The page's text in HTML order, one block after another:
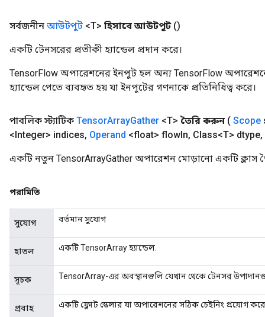
সর্বজনীন আউটপুট <T> হিসাবে আউটপুট ()
একটি টেনসরের প্রতীকী হ্যান্ডেল প্রদান করে।
TensorFlow অপারেশনের ইনপুট হল অন্য TensorFlow
হ্যান্ডেল পেতে ব্যবহৃত হয় যা ইনপুটের গণনাকে প্রতিনিধিত্ব করে।
পাবলিক স্ট্যাটিক TensorArrayGather <T> তৈরি করুন ( Scope
<Integer> indices, Operand <float> flowIn, Class<T> dtype,
একটি নতুন TensorArrayGather অপারেশন মোড়ানো একটি ক্লাস
পরামিতি
সুযোগ বর্তমান সুযোগ
হাতল একটি TensorArray হ্যান্ডেল.
সূচক TensorArray-এর অবস্থানগুলি যেখান থেকে টেনসর
প্রবাহ একটি ফ্লোট স্কেলার যা অপারেশনের সঠিক চেইনিং প্রয়োগ